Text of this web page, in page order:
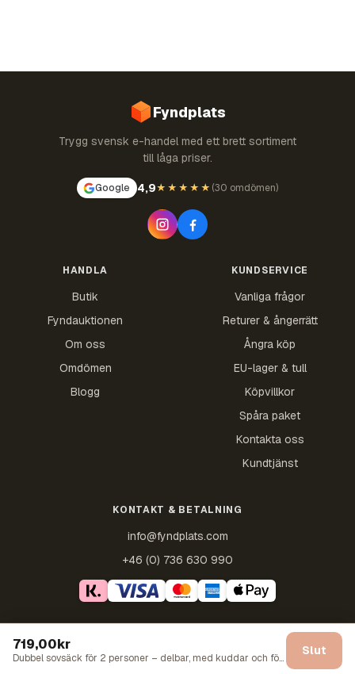
719,00kr
Dubbel sovsäck för 2 personer – delbar, med kuddar och förvaringsväska
Slut
Fyndplats
Trygg svensk e-handel med ett brett sortiment
till låga priser.
Google 4,9★★★★★ (30 omdömen)
HANDLA
Butik
Fyndauktionen
Om oss
Omdömen
Blogg
KUNDSERVICE
Vanliga frågor
Returer & ångerrätt
Ångra köp
EU-lager & tull
Köpvillkor
Spåra paket
Kontakta oss
Kundtjänst
KONTAKT & BETALNING
info@fyndplats.com
+46 (0) 736 630 990
©2021–2026 Fyndplats · Trygg svensk e-handel · Köpvillkor
Sekretesspolicy·Butikspolicyer